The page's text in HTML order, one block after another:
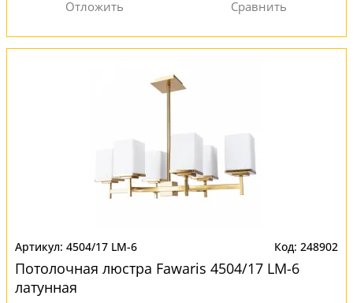
4504/17 LM-6 248902
Потолочная люстра Fawaris 4504/17 LM-6
латунная